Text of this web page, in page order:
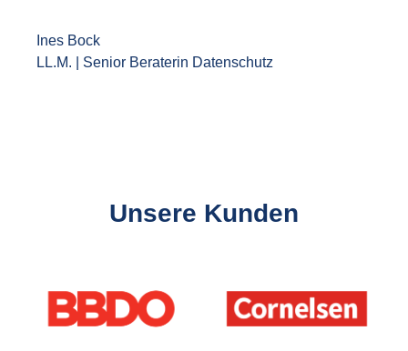
Ines Bock
LL.M.
Senior Beraterin Datenschutz
Unsere Kunden